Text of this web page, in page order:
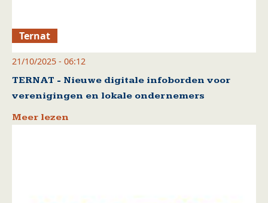
Ternat
21/10/2025 - 06:12
TERNAT - Nieuwe digitale infoborden voor
verenigingen en lokale ondernemers
Meer lezen